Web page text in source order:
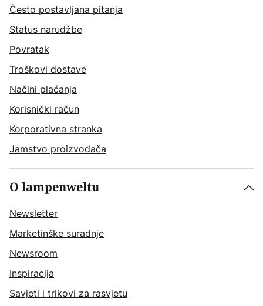
Često postavljana pitanja
Status narudžbe
Povratak
Troškovi dostave
Načini plaćanja
Korisnički račun
Korporativna stranka
Jamstvo proizvođača
O lampenweltu
Newsletter
Marketinške suradnje
Newsroom
Inspiracija
Savjeti i trikovi za rasvjetu